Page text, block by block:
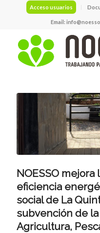
Acceso usuarios
Email:
NOESSO
eficiencia
social de La
subvención de
Agricultura,